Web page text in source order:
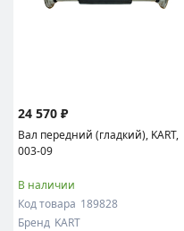
24 570 ₽
Вал передний (гладкий), KART,
003-09
В наличии
Код товара 189828
Бренд KART